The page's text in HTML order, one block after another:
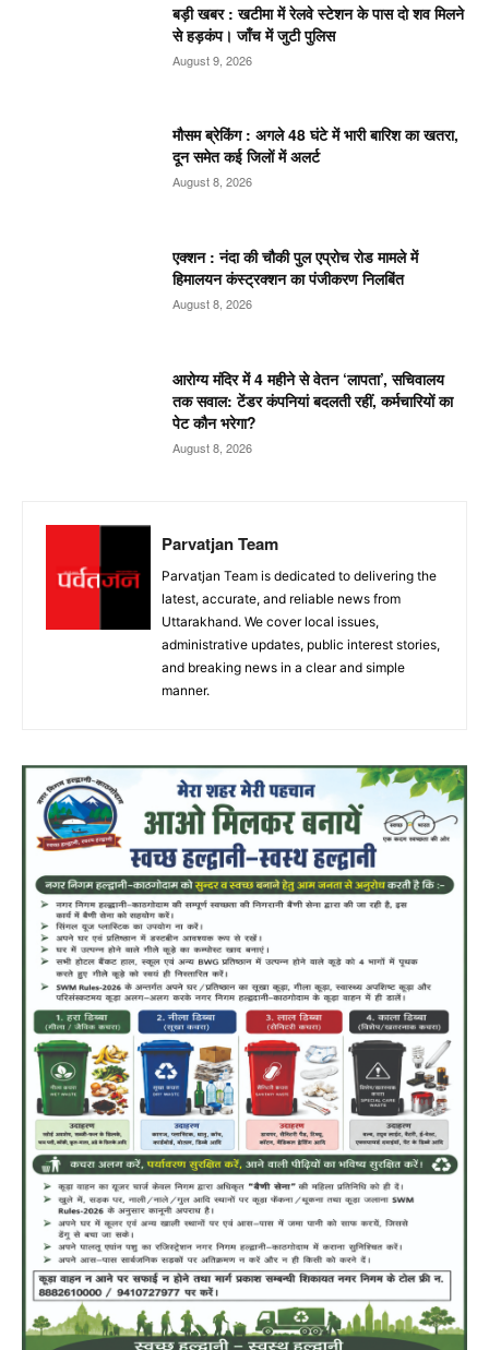
बड़ी खबर : खटीमा में रेलवे स्टेशन के पास दो शव मिलने
से हड़कंप। जाँच में जुटी पुलिस
August 9, 2026
मौसम ब्रेकिंग : अगले 48 घंटे में भारी बारिश का खतरा,
दून समेत कई जिलों में अलर्ट
August 8, 2026
एक्शन : नंदा की चौकी पुल एप्रोच रोड मामले में
हिमालयन कंस्ट्रक्शन का पंजीकरण निलबिंत
August 8, 2026
आरोग्य मंदिर में 4 महीने से वेतन ‘लापता’, सचिवालय
तक सवाल: टेंडर कंपनियां बदलती रहीं, कर्मचारियों का
पेट कौन भरेगा?
August 8, 2026
Parvatjan Team
Parvatjan Team is dedicated to delivering the
latest, accurate, and reliable news from
Uttarakhand. We cover local issues,
administrative updates, public interest stories,
and breaking news in a clear and simple
manner.